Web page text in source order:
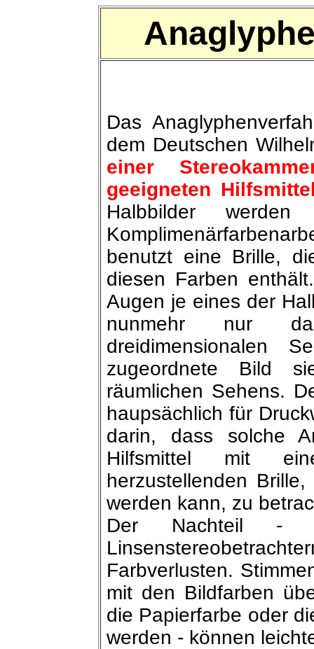
Das
dem Deutschen
einer
geeigneten
Halbbilder
benutzt eine Brille,
diesen Farben
Augen je eines der
nunmehr nur
dreidimensionalen
zugeordnete Bild
räumlichen Sehens.
haupsächlich für
darin, dass solche
Hilfsmittel mit
herzustellenden
werden kann, zu
Der Nachteil -
Farbverlusten.
mit den Bildfarben
die Papierfarbe oder
werden - können